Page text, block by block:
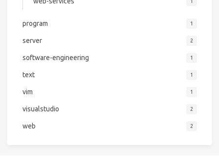
program 1
server 2
software-engineering 1
text 1
vim 1
visualstudio 2
web 2